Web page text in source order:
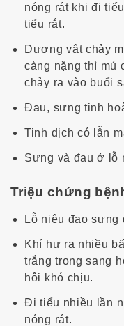
nóng rát khi đi
tiểu rắt.
Dương vật chảy
càng nặng thì mủ
chảy ra vào buổi
Đau, sưng tinh
Tinh dịch có lẫn
Sưng và đau ở lỗ
Triệu chứng
Lỗ niệu đạo sưng
Khí hư ra nhiều
trắng trong sang
hôi khó chịu.
Đi tiểu nhiều lần
nóng rát.